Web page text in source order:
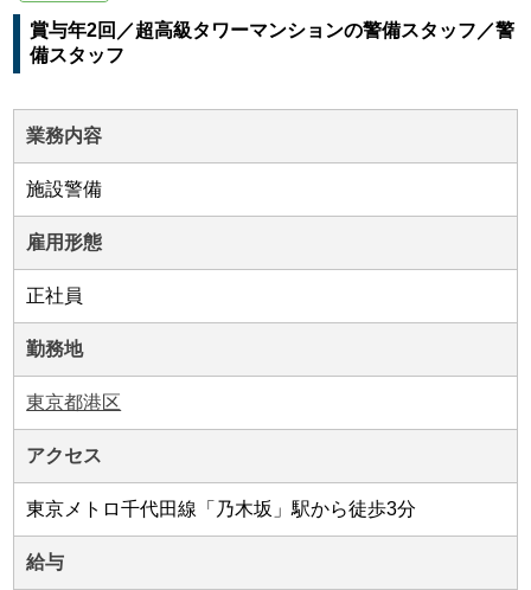
賞与年2回／超高級タワーマンションの警備スタッフ／警
備スタッフ
業務内容
施設警備
雇用形態
正社員
勤務地
東京都港区
アクセス
東京メトロ千代田線「乃木坂」駅から徒歩3分
給与